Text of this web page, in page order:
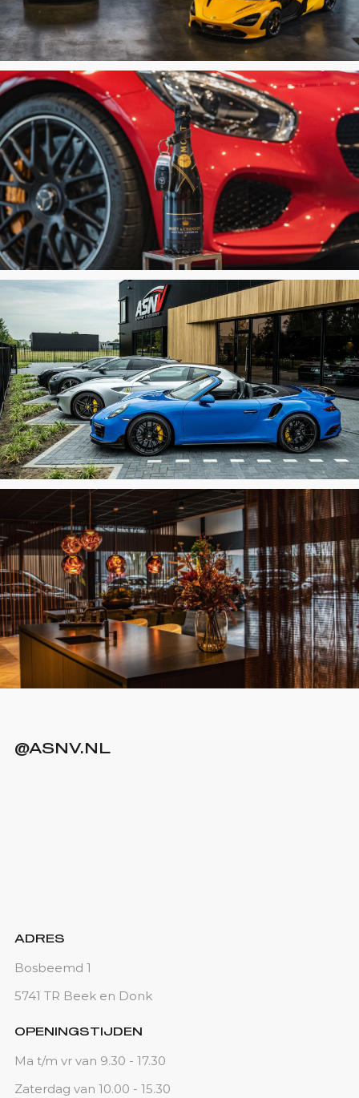
@ASNV.NL
ADRES
Bosbeemd 1
5741 TR Beek en Donk
OPENINGSTIJDEN
Ma t/m vr van 9.30 - 17.30
Zaterdag van 10.00 - 15.30